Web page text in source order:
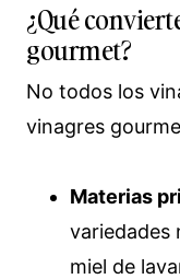
¿Qué
gourmet?
No todos los
vinagres
Materias
variedades
miel de